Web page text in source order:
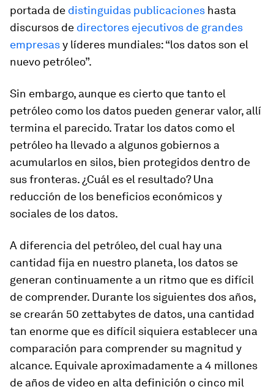
portada de distinguidas publicaciones hasta
discursos de directores ejecutivos de grandes
empresasy líderes mundiales: “los datos son el
nuevo petróleo”.
Sin embargo, aunque es cierto que tanto el
petróleo como los datos pueden generar valor, allí
termina el parecido. Tratar los datos como el
petróleo ha llevado a algunos gobiernos a
acumularlos en silos, bien protegidos dentro de
sus fronteras. ¿Cuál es el resultado? Una
reducción de los beneficios económicos y
sociales de los datos.
A diferencia del petróleo, del cual hay una
cantidad fija en nuestro planeta, los datos se
generan continuamente a un ritmo que es difícil
de comprender. Durante los siguientes dos años,
se crearán 50 zettabytes de datos, una cantidad
tan enorme que es difícil siquiera establecer una
comparación para comprender su magnitud y
alcance. Equivale aproximadamente a 4 millones
de años de video en alta definición o cinco mil